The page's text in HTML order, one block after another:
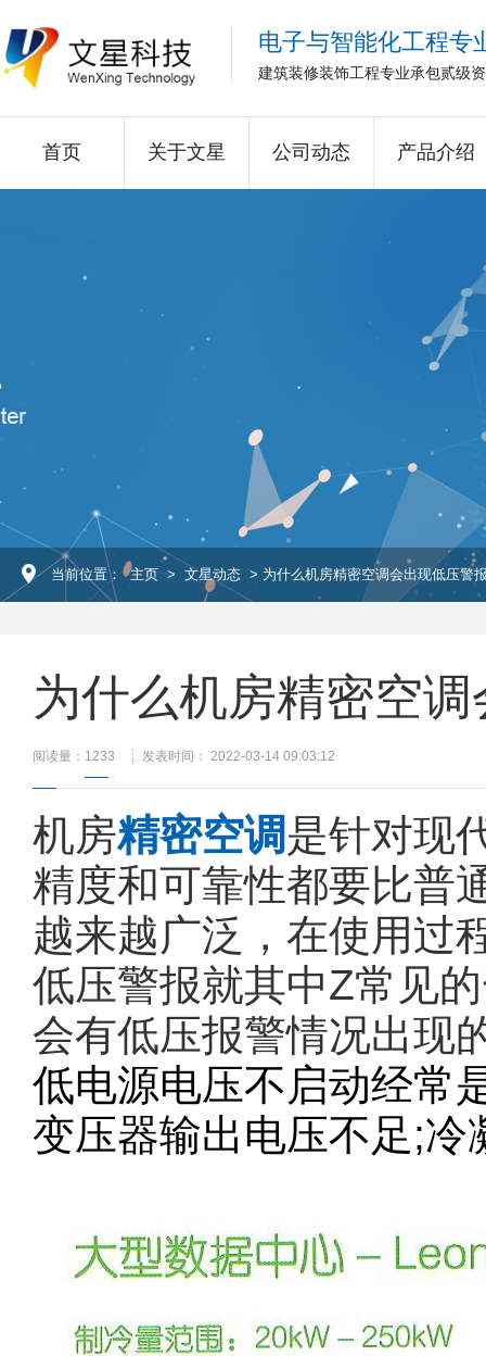
电子与智能化工程专
建筑装修装饰工程专业承包贰级
首页 关于文星 公司动态 产品介绍
当前位置： 主页 > 文星动态 > 为什么机房精密空调会出现低压警
为什么机房精密空
阅读量： 1233 发表时间： 2022-03-14 09:03:12
机房精密空调是针对现
精度和可靠性都要比普
越来越广泛，在使用过
低压警报就其中Z常见
会有低压报警情况出现
低电源电压不启动经常
变压器输出电压不足;